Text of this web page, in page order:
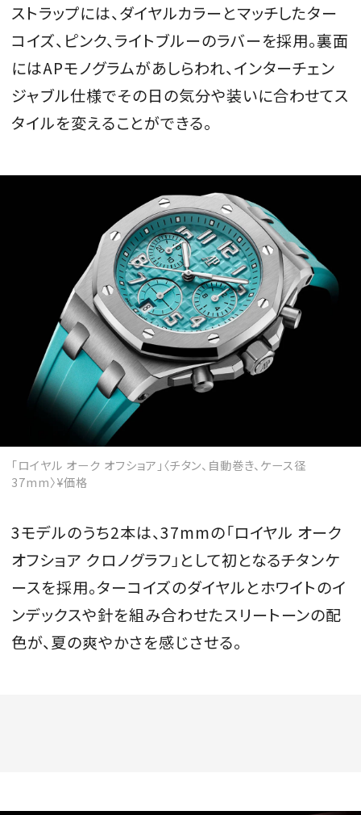
ストラップには、ダイヤルカラーとマッチしたター
コイズ、ピンク、ライトブルーのラバーを採用。裏面
にはAPモノグラムがあしらわれ、インターチェン
ジャブル仕様でその日の気分や装いに合わせてス
タイルを変えることができる。
「ロイヤル オーク オフショア」〈チタン、自動巻き、ケース径
37mm〉¥価格
3モデルのうち2本は、37mmの「ロイヤル オーク
オフショア クロノグラフ」として初となるチタンケ
ースを採用。ターコイズのダイヤルとホワイトのイ
ンデックスや針を組み合わせたスリートーンの配
色が、夏の爽やかさを感じさせる。